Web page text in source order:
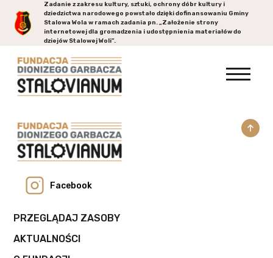
Zadanie z zakresu kultury, sztuki, ochrony dóbr kultury i
dziedzictwa narodowego powstało dzięki dofinansowaniu Gminy
Stalowa Wolaw ramach zadania pn. „Założenie strony
internetowej dla gromadzenia i udostępnienia materiałów do
dziejów Stalowej Woli”.
Facebook
PRZEGLĄDAJ ZASOBY
AKTUALNOŚCI